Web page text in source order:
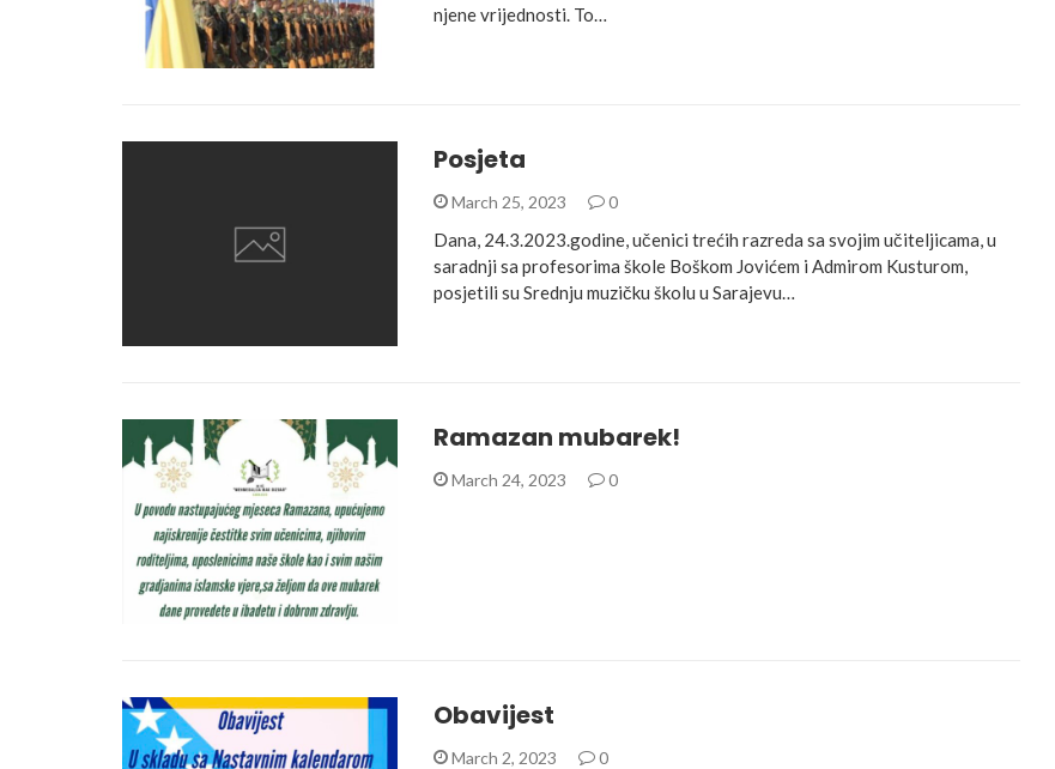
njene vrijednosti. To…
Posjeta
March 25, 2023 0
Dana, 24.3.2023.godine, učenici trećih razreda sa svojim učiteljicama, u
saradnji sa profesorima škole Boškom Jovićem i Admirom Kusturom,
posjetili su Srednju muzičku školu u Sarajevu…
Ramazan mubarek!
March 24, 2023 0
Obavijest
March 2, 2023 0